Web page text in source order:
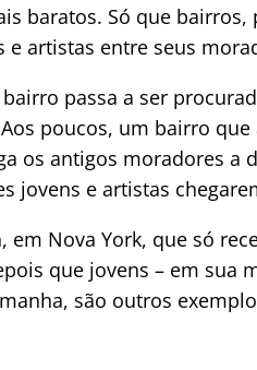
baratos. Só que
e artistas entre seus
passa a ser
poucos, um bairro
os antigos moradores a
jovens e artistas
em Nova York, que só
que jovens – em sua
são outros